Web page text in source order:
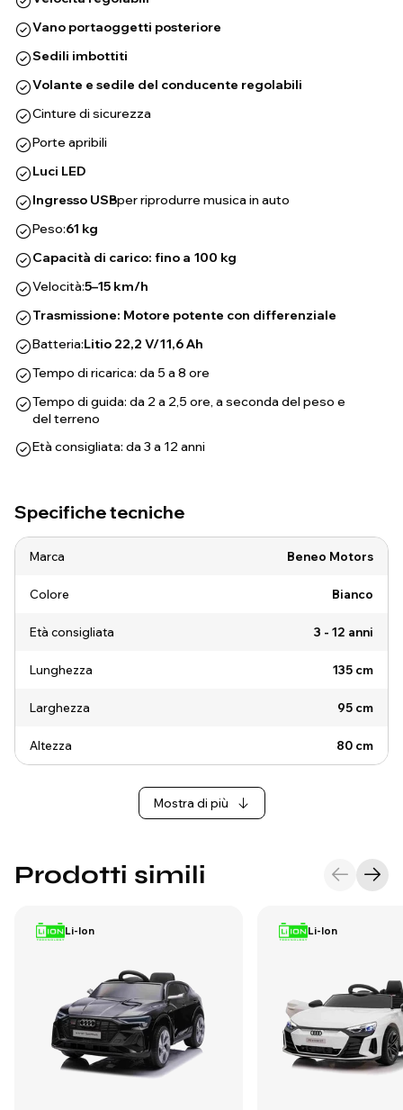
Vano portaoggetti posteriore
Sedili imbottiti
Volante e sedile del conducente regolabili
Cinture di sicurezza
Porte apribili
Luci LED
Ingresso USBper riprodurre musica in auto
Peso:61 kg
Capacità di carico: fino a 100 kg
Velocità:5–15 km/h
Trasmissione: Motore potente con differenziale
Batteria:Litio 22,2 V/11,6 Ah
Tempo di ricarica: da 5 a 8 ore
Tempo di guida: da 2 a 2,5 ore, a seconda del peso e
del terreno
Età consigliata: da 3 a 12 anni
Specifiche tecniche
Marca Beneo Motors
Colore Bianco
Età consigliata 3 - 12 anni
Lunghezza 135 cm
Larghezza 95 cm
Altezza 80 cm
Mostra di più
Prodotti simili
Li-Ion Li-Ion